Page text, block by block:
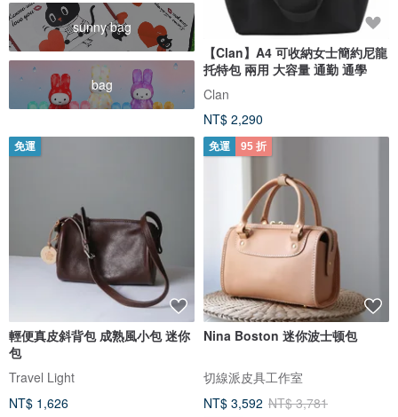
sunny bag
bag
【Clan】A4 可收納女士簡約尼龍
托特包 兩用 大容量 通勤 通學
Clan
NT$ 2,290
免運
輕便真皮斜背包 成熟風小包 迷你
包
Travel Light
NT$ 1,626
免運 95 折
Nina Boston 迷你波士顿包
切線派皮具工作室
NT$ 3,592 NT$ 3,781